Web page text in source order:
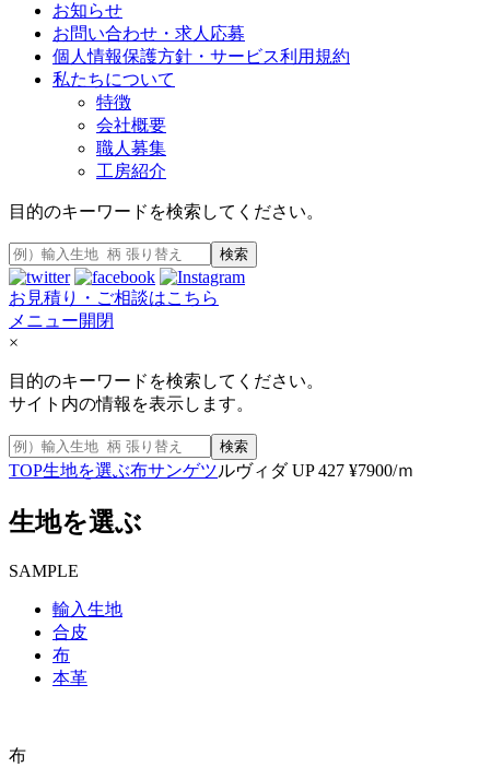
お知らせ
お問い合わせ・求人応募
個人情報保護方針・サービス利用規約
私たちについて
特徴
会社概要
職人募集
工房紹介
目的のキーワードを検索してください。
検索
お見積り・ご相談はこちら
メニュー開閉
×
目的のキーワードを検索してください。
サイト内の情報を表示します。
検索
TOP生地を選ぶ布サンゲツルヴィダ UP 427 ¥7900/ｍ
生地を選ぶ
SAMPLE
輸入生地
合皮
布
本革
布